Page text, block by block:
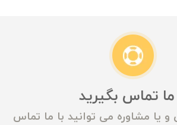
ما تماس بگیرید
یا مشاوره می توانید با ما تماس